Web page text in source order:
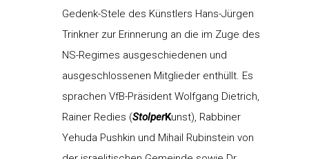
Gedenk-Stele des Künstlers Hans-Jürgen
Trinkner zur Erinnerung an die im Zuge des
NS-Regimes ausgeschiedenen und
ausgeschlossenen Mitglieder enthüllt. Es
sprachen VfB-Präsident Wolfgang Dietrich,
Rainer Redies (StolperKunst), Rabbiner
Yehuda Pushkin und Mihail Rubinstein von